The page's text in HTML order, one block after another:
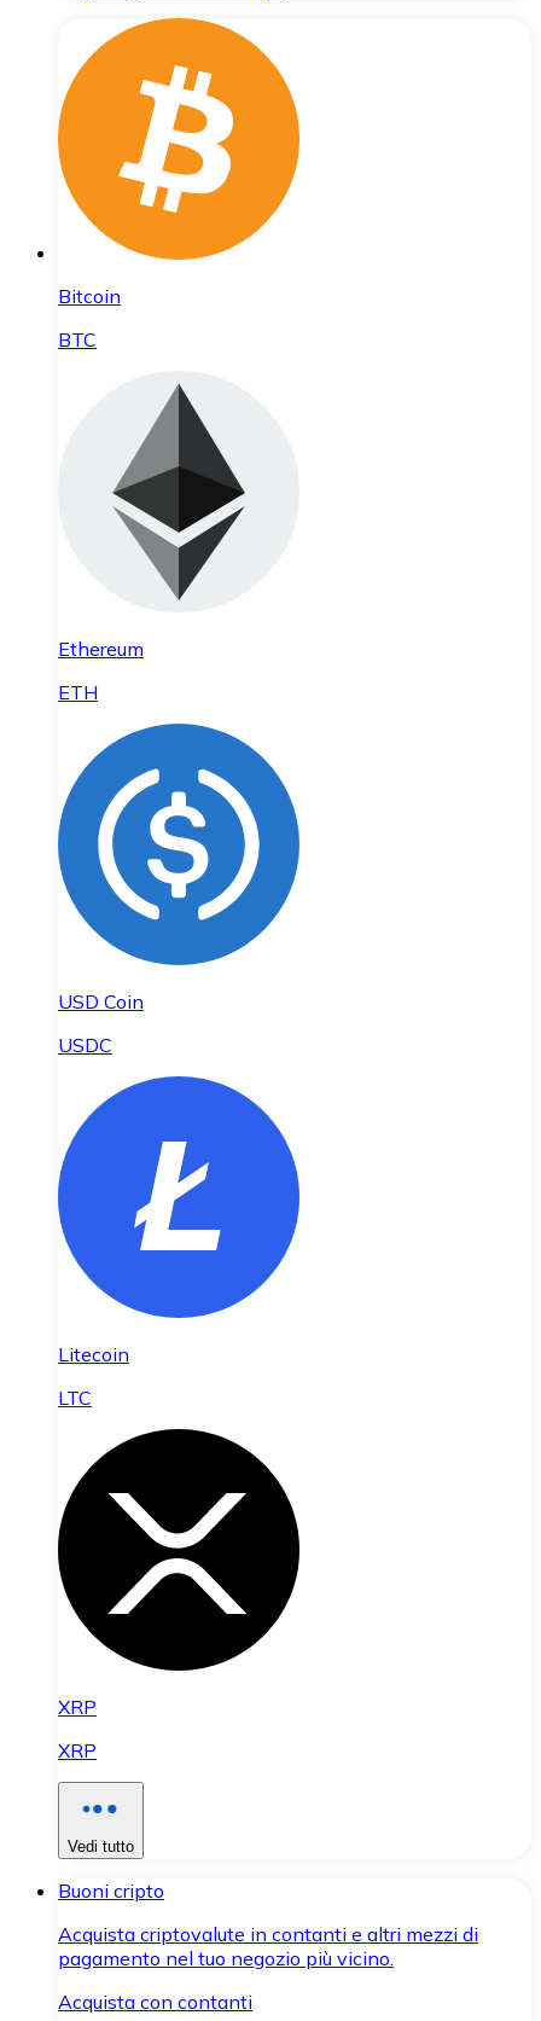
Bitcoin
BTC
Ethereum
ETH
USD Coin
USDC
Litecoin
LTC
XRP
XRP
Vedi tutto
Buoni cripto
Acquista criptovalute in contanti e altri mezzi di
pagamento nel tuo negozio più vicino.
Acquista con contanti